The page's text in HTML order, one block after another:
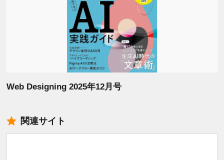
Web Designing 2025年12月号
関連サイト